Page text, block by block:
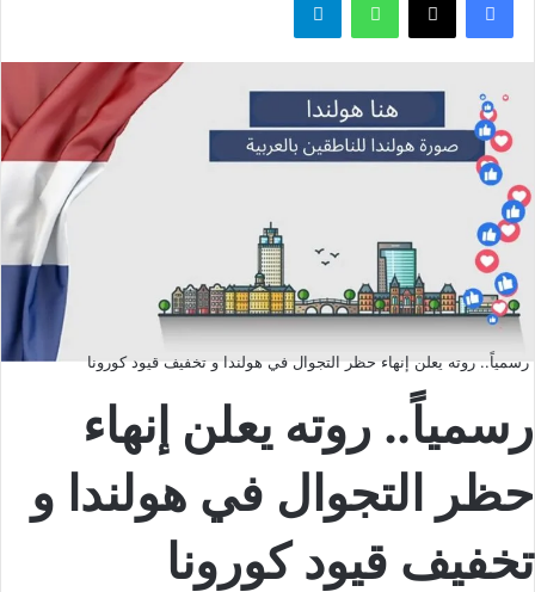
رسمياً.. روته يعلن إنهاء حظر التجوال في هولندا و تخفيف قيود كورونا
رسمياً.. روته يعلن إنهاء
حظر التجوال في هولندا و
تخفيف قيود كورونا